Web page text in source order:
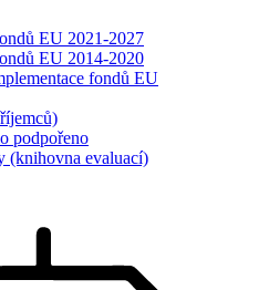
EU 2021-2027
EU 2014-2020
fondů EU
podpořeno
(knihovna evaluací)